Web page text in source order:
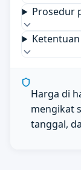
Prosedur
Harga di
mengikat
tanggal,